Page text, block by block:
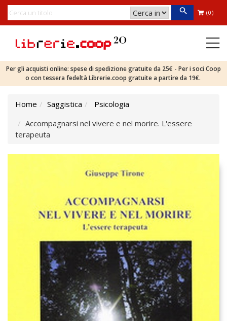
(0)
Per gli acquisti online: spese di spedizione gratuite da 25€ - Per i soci Coop
o con tessera fedeltà Librerie.coop gratuite a partire da 19€.
Home Saggistica
Psicologia
Accompagnarsi nel vivere e nel morire. L'essere
terapeuta